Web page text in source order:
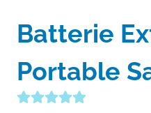
Batterie
Portable